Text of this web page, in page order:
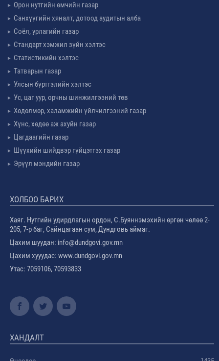
Орон нутгийн өмчийн газар
Санхүүгийн хяналт, дотоод аудитын алба
Соёл, урлагийн газар
Стандарт хэмжил зүйн хэлтэс
Статистикийн хэлтэс
Татварын газар
Улсын бүртгэлийн хэлтэс
Ус, цаг уур, орчны шинжилгээний төв
Хөдөлмөр, халамжийн үйлчилгээний газар
Хүнс, хөдөө аж ахуйн газар
Цагдаагийн газар
Шүүхийн шийдвэр гүйцэтгэх газар
Эрүүл мэндийн газар
ХОЛБОО БАРИХ
Хаяг. Нутгийн удирдлагын ордон, С.Буяннэмэхийн өргөн чөлөө 2-
205, 7-р баг, Сайнцагаан сум, Дундговь аймаг.
Цахим шуудан: info@dundgovi.gov.mn
Цахим хууудас: www.dundgovi.gov.mn
Утас: 7059106, 70593833
ХАНДАЛТ